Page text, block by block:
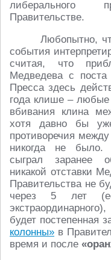
либерального
Правительстве.
Любопытно,
события
считая, что
Медведева с поста
Пресса здесь
года клише – любые
вбивания клина
хотя давно бы
противоречия
никогда не было.
сыграл заранее
никакой отставки
Правительства не
через 5 лет
будет постепенная
колонны» в
время и после